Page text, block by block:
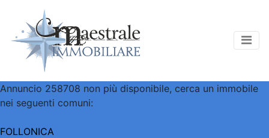
Annuncio 258708 non più disponibile, cerca un immobile
nei seguenti comuni:
FOLLONICA